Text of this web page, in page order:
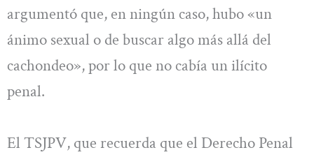
argumentó que, en ningún caso, hubo «un
ánimo sexual o de buscar algo más allá del
cachondeo», por lo que no cabía un ilícito
penal.
El TSJPV, que recuerda que el Derecho Penal